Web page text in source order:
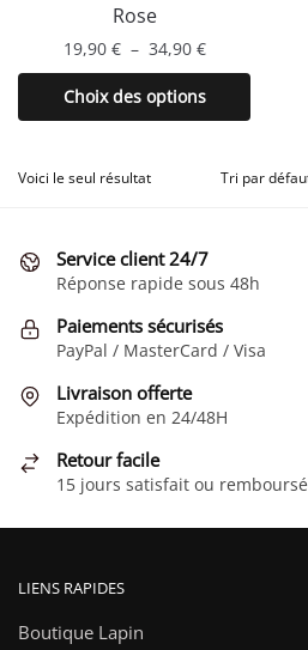
Rose
19,90 € – 34,90 €Plage
de
prix :
19,90 €
34,90 €
Choix des options
Ce
produit
plusieurs
options
peuvent
être
choisies
la
du
produit
Voici le seul résultat
Service client 24/7
Réponse rapide sous 48h
Paiements sécurisés
PayPal / MasterCard / Visa
Livraison offerte
Expédition en 24/48H
Retour facile
15 jours satisfait ou remboursé
LIENS RAPIDES
Boutique Lapin